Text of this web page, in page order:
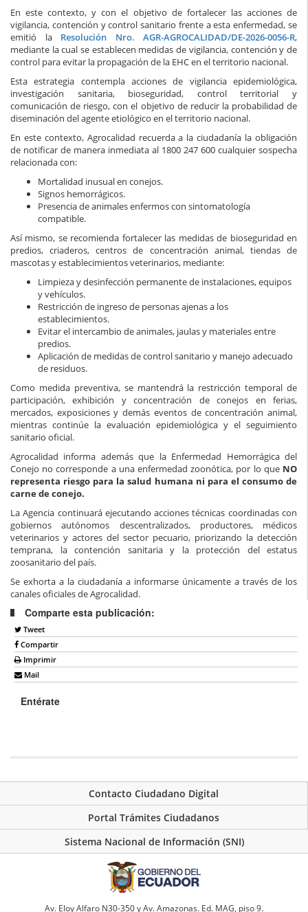
En este contexto, y con el objetivo de fortalecer las acciones de
vigilancia, contención y control sanitario frente a esta enfermedad, se
emitió la Resolución Nro. AGR-AGROCALIDAD/DE-2026-0056-R,
mediante la cual se establecen medidas de vigilancia, contención y de
control para evitar la propagación de la EHC en el territorio nacional.
Esta estrategia contempla acciones de vigilancia epidemiológica,
investigación sanitaria, bioseguridad, control territorial y
comunicación de riesgo, con el objetivo de reducir la probabilidad de
diseminación del agente etiológico en el territorio nacional.
En este contexto, Agrocalidad recuerda a la ciudadanía la obligación
de notificar de manera inmediata al 1800 247 600 cualquier sospecha
relacionada con:
Mortalidad inusual en conejos.
Signos hemorrágicos.
Presencia de animales enfermos con sintomatología
compatible.
Así mismo, se recomienda fortalecer las medidas de bioseguridad en
predios, criaderos, centros de concentración animal, tiendas de
mascotas y establecimientos veterinarios, mediante:
Limpieza y desinfección permanente de instalaciones, equipos
y vehículos.
Restricción de ingreso de personas ajenas a los
establecimientos.
Evitar el intercambio de animales, jaulas y materiales entre
predios.
Aplicación de medidas de control sanitario y manejo adecuado
de residuos.
Como medida preventiva, se mantendrá la restricción temporal de
participación, exhibición y concentración de conejos en ferias,
mercados, exposiciones y demás eventos de concentración animal,
mientras continúe la evaluación epidemiológica y el seguimiento
sanitario oficial.
Agrocalidad informa además que la Enfermedad Hemorrágica del
Conejo no corresponde a una enfermedad zoonótica, por lo que NO
representa riesgo para la salud humana ni para el consumo de
carne de conejo.
La Agencia continuará ejecutando acciones técnicas coordinadas con
gobiernos autónomos descentralizados, productores, médicos
veterinarios y actores del sector pecuario, priorizando la detección
temprana, la contención sanitaria y la protección del estatus
zoosanitario del país.
Se exhorta a la ciudadanía a informarse únicamente a través de los
canales oficiales de Agrocalidad.
Comparte esta publicación:
Tweet
Compartir
Imprimir
Mail
Entérate
Contacto Ciudadano Digital
Portal Trámites Ciudadanos
Sistema Nacional de Información (SNI)
Av. Eloy Alfaro N30-350 y Av. Amazonas. Ed. MAG, piso 9.